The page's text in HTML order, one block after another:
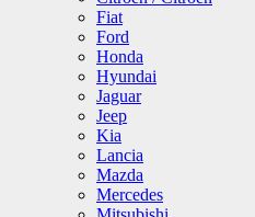
Fiat
Ford
Honda
Hyundai
Jaguar
Jeep
Kia
Lancia
Mazda
Mercedes